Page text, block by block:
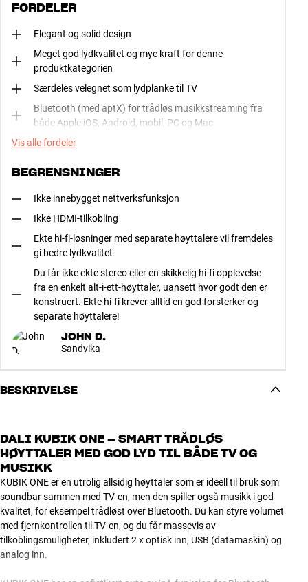
FORDELER
Elegant og solid design
Meget god lydkvalitet og mye kraft for denne
produktkategorien
Særdeles velegnet som lydplanke til TV
Bluetooth (med aptX) for trådløs musikkstreaming fra
både Apple iOS, Android, mobil, PC og Mac
Vis alle fordeler
BEGRENSNINGER
Ikke innebygget nettverksfunksjon
Ikke HDMI-tilkobling
Ekte hi-fi-løsninger med separate høyttalere vil fremdeles
gi bedre lydkvalitet
Du får ikke ekte stereo eller en skikkelig hi-fi opplevelse
fra en enkelt alt-i-ett-høyttaler, uansett hvor godt den er
konstruert. Ekte hi-fi krever alltid en god forsterker og
separate høyttalere!
JOHN D.
Sandvika
BESKRIVELSE
DALI KUBIK ONE – SMART TRÅDLØS
HØYTTALER MED GOD LYD TIL BÅDE TV OG
MUSIKK
KUBIK ONE er en utrolig allsidig høyttaler som er ideell til bruk som
soundbar sammen med TV-en, men den spiller også musikk i god
kvalitet, for eksempel trådløst over Bluetooth. Du kan styre volumet
med fjernkontrollen til TV-en, og du får massevis av
tilkoblingsmuligheter, inkludert 2 x optisk inn, USB (datamaskin) og
analog inn.